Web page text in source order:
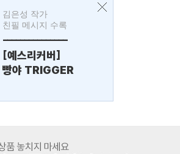
김은성 작가
친필 메시지 수록
---------------
[예스리커버]
빵야 TRIGGER